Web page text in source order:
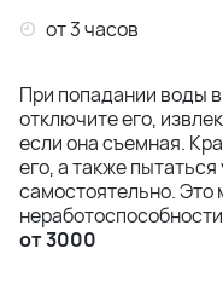
от 3 часов
При попадании воды
отключите его,
если она съемная.
его, а также
самостоятельно. Это
от 3000